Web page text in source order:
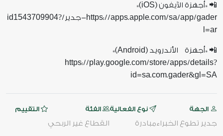
📲 *أجهزة الآيفون (iOS
)*
https://apps.apple.com/sa/app/gader -جدير/ id1543709904?
=ar
📲 *أجهزة الأندرويد (Android
)*
https://play.google.com/store/apps/details?
id=sa.com.gader&gl =SA
الجهة
جدير تطوع الخبراء
نوع الفعالية
مبادرة
الفئة
القطاع غير الربحي
التقييم